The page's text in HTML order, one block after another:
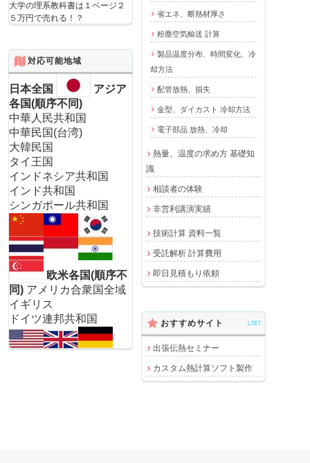
省エネ、断熱材厚さ
粉塵空気輸送 計算
製品温度分布、時間変化、冷
却方法
配管放熱、損失
金型、ダイカスト 冷却方法
電子部品 放熱、冷却
熱量、温度の求め方 基礎知
識
相談者の体験
非営利講演実績
技術計算 資料一覧
受託解析 計算費用
即日見積もり依頼
大学の理系教科書は１ページ２
５万円で売れる！？
対応可能地域
日本全国
アジア
各国(順序不同)
中華人民共和国
中華民国(台湾)
大韓民国
タイ王国
インドネシア共和国
インド共和国
シンガポール共和国
欧米各国(順序不
同) アメリカ合衆国全域
イギリス
ドイツ連邦共和国
おすすめサイト LIST
出張伝熱セミナー
カスタム熱計算ソフト製作